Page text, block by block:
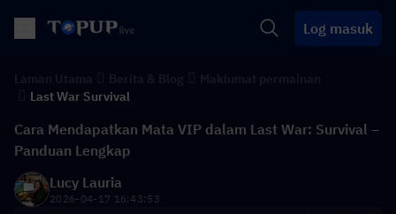
Log masuk
Last War Survival
Cara Mendapatkan Mata VIP dalam Last War: Survival –
Panduan Lengkap
Lucy Lauria
2026-04-17 16:43:53